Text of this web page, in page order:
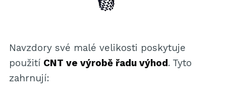
Navzdory své malé velikosti poskytuje
použití CNT ve výrobě řadu výhod. Tyto
zahrnují: